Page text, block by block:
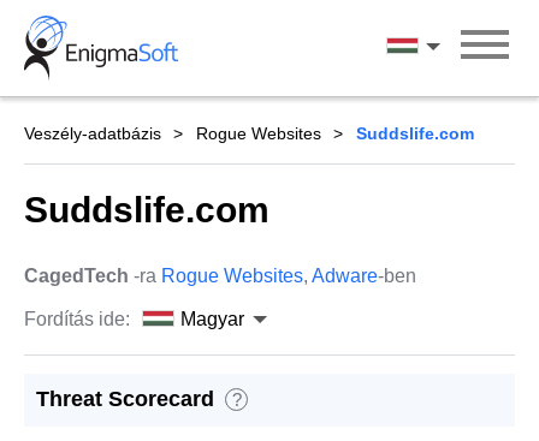
Skip
content
Magyar
Veszély-adatbázis Rogue Websites Suddslife.com
Suddslife.com
CagedTech -ra Rogue Websites, Adware-ben
Fordítás ide: Magyar
Threat Scorecard ?